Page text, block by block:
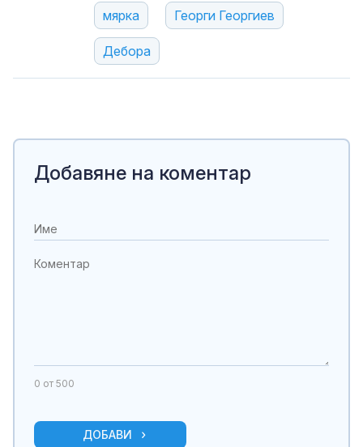
мярка Георги Георгиев
Дебора
Добавяне на коментар
0 от 500
ДОБАВИ